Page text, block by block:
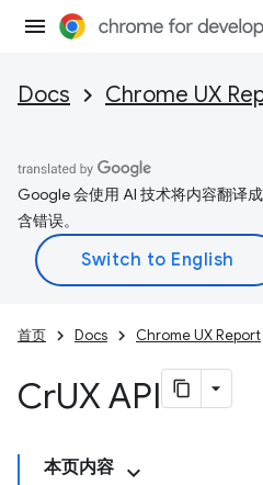
Docs Chrome UX
Google 会使用 AI 技术将内容翻译
含错误。
首页 Docs Chrome UX Report
CrUX API
本页内容